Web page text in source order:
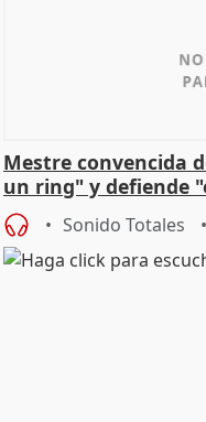
Mestre convencida
un ring" y defiende
Vox
Sonido Totales